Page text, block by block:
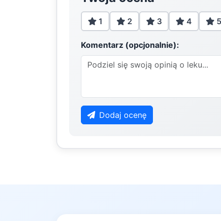
1 2 3 4 5
Komentarz (opcjonalnie):
Dodaj ocenę